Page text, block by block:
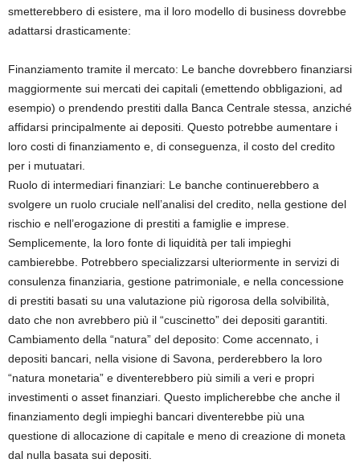
smetterebbero di esistere, ma il loro modello di business dovrebbe
adattarsi drasticamente:
Finanziamento tramite il mercato: Le banche dovrebbero finanziarsi
maggiormente sui mercati dei capitali (emettendo obbligazioni, ad
esempio) o prendendo prestiti dalla Banca Centrale stessa, anziché
affidarsi principalmente ai depositi. Questo potrebbe aumentare i
loro costi di finanziamento e, di conseguenza, il costo del credito
per i mutuatari.
Ruolo di intermediari finanziari: Le banche continuerebbero a
svolgere un ruolo cruciale nell’analisi del credito, nella gestione del
rischio e nell’erogazione di prestiti a famiglie e imprese.
Semplicemente, la loro fonte di liquidità per tali impieghi
cambierebbe. Potrebbero specializzarsi ulteriormente in servizi di
consulenza finanziaria, gestione patrimoniale, e nella concessione
di prestiti basati su una valutazione più rigorosa della solvibilità,
dato che non avrebbero più il “cuscinetto” dei depositi garantiti.
Cambiamento della “natura” del deposito: Come accennato, i
depositi bancari, nella visione di Savona, perderebbero la loro
“natura monetaria” e diventerebbero più simili a veri e propri
investimenti o asset finanziari. Questo implicherebbe che anche il
finanziamento degli impieghi bancari diventerebbe più una
questione di allocazione di capitale e meno di creazione di moneta
dal nulla basata sui depositi.